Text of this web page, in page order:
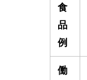
食
品
例
働